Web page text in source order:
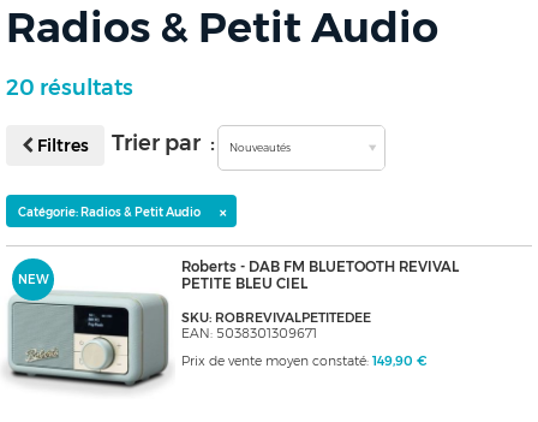
Radios & Petit Audio
20 résultats
Filtres Trier par : Nouveautés
Catégorie: Radios & Petit Audio ×
NEW
Roberts - DAB FM BLUETOOTH REVIVAL
PETITE BLEU CIEL
SKU: ROBREVIVALPETITEDEE
EAN: 5038301309671
Prix de vente moyen constaté: 149,90 €